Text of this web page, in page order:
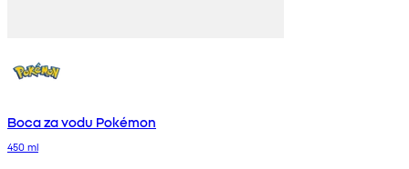
Boca za vodu Pokémon
450 ml